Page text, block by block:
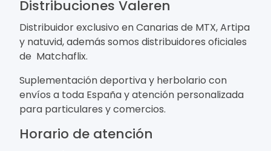
Distribuciones Valeren
Distribuidor exclusivo en Canarias de MTX, Artipa
y natuvid, además somos distribuidores oficiales
de Matchaflix.
Suplementación deportiva y herbolario con
envíos a toda España y atención personalizada
para particulares y comercios.
Horario de atención